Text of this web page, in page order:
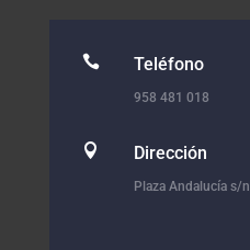
 Teléfono
958 481 018
 Dirección
Plaza Andalucía s/n